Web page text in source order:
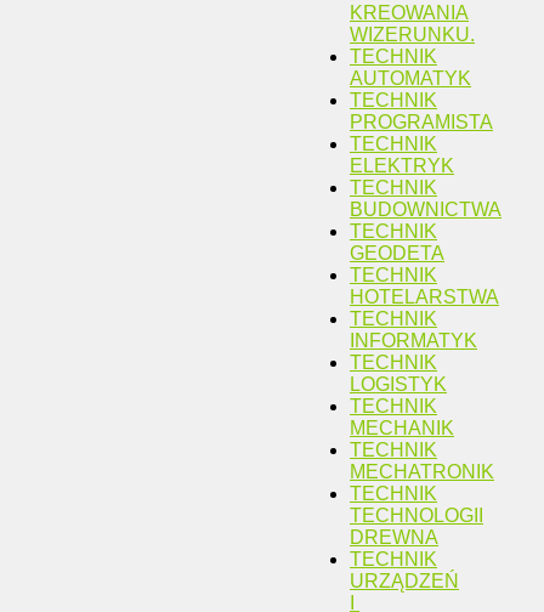
KREOWANIA
WIZERUNKU.
TECHNIK
AUTOMATYK
TECHNIK
PROGRAMISTA
TECHNIK
ELEKTRYK
TECHNIK
BUDOWNICTWA
TECHNIK
GEODETA
TECHNIK
HOTELARSTWA
TECHNIK
INFORMATYK
TECHNIK
LOGISTYK
TECHNIK
MECHANIK
TECHNIK
MECHATRONIK
TECHNIK
TECHNOLOGII
DREWNA
TECHNIK
URZĄDZEŃ